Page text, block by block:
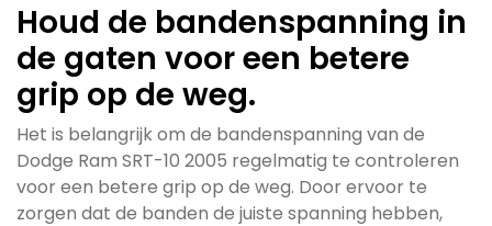
Houd de bandenspanning in
de gaten voor een betere
grip op de weg.
Het is belangrijk om de bandenspanning van de
Dodge Ram SRT-10 2005 regelmatig te controleren
voor een betere grip op de weg. Door ervoor te
zorgen dat de banden de juiste spanning hebben,